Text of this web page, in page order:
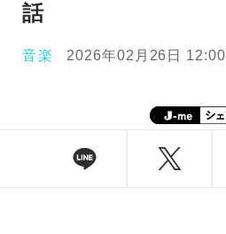
話
音楽 2026年02月26日 12:00